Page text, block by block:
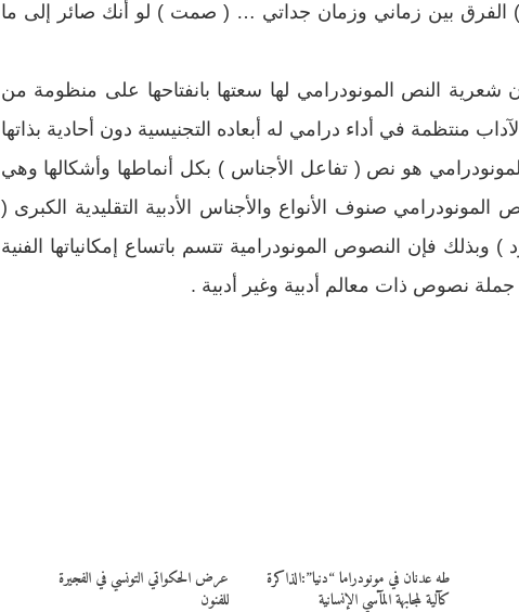
الفرق بين زماني وزمان جداتي … ( صمت ) لو أنك صائر إلى ما
النص المونودرامي لها سعتها بانفتاحها على منظومة من
منتظمة في أداء درامي له أبعاده التجنيسية دون أحادية بذاتها
هو نص ( تفاعل الأجناس ) بكل أنماطها وأشكالها وهي
صنوف الأنواع والأجناس الأدبية التقليدية الكبرى (
فإن النصوص المونودرامية تتسم باتساع إمكانياتها الفنية
جملة نصوص ذات معالم أدبية وغير أدبية .
طه عدنان في مونودراما “دنيا”:الذاكرة
كآلية لمجابهة المآسي الإنسانية
عرض الحكواتي التونسي في الفجيرة
للفنون